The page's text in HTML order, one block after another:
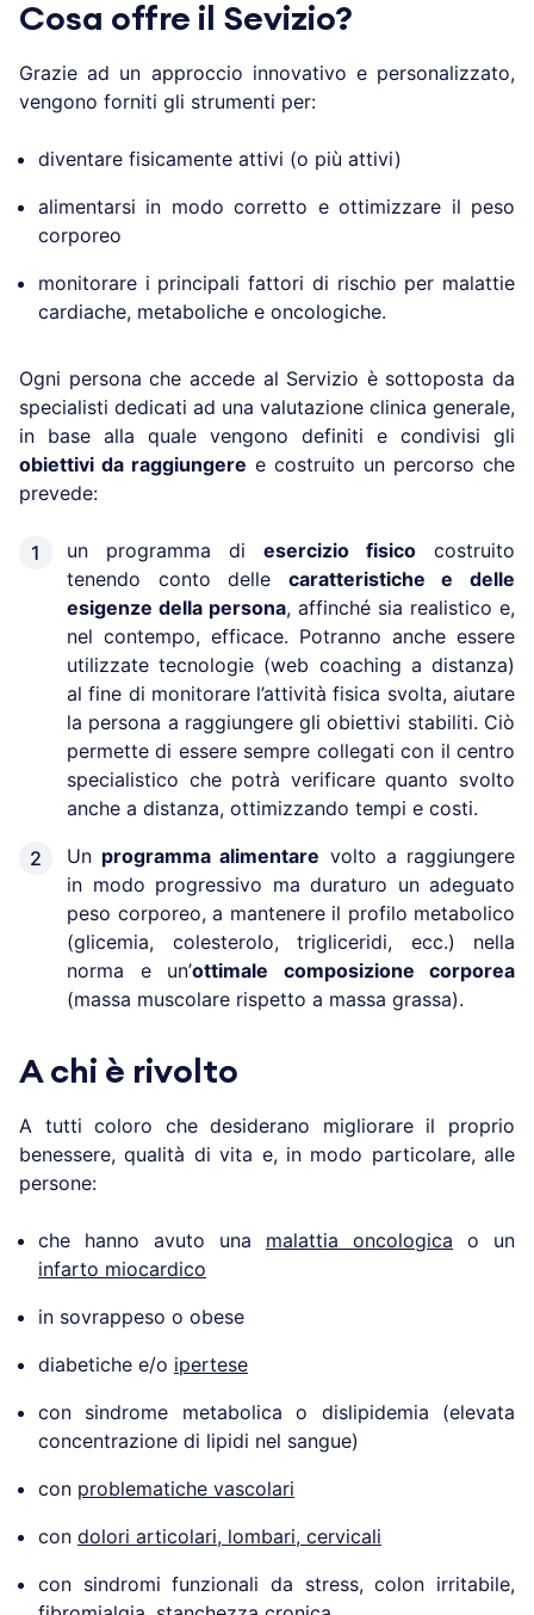
Cosa offre il Sevizio?
Grazie ad un approccio innovativo e personalizzato,
vengono forniti gli strumenti per:
diventare fisicamente attivi (o più attivi)
alimentarsi in modo corretto e ottimizzare il peso
corporeo
monitorare i principali fattori di rischio per malattie
cardiache, metaboliche e oncologiche.
Ogni persona che accede al Servizio è sottoposta da
specialisti dedicati ad una valutazione clinica generale,
in base alla quale vengono definiti e condivisi gli
obiettivi da raggiungere e costruito un percorso che
prevede:
un programma di esercizio fisico costruito
tenendo conto delle caratteristiche e delle
esigenze della persona, affinché sia realistico e,
nel contempo, efficace. Potranno anche essere
utilizzate tecnologie (web coaching a distanza)
al fine di monitorare l’attività fisica svolta, aiutare
la persona a raggiungere gli obiettivi stabiliti. Ciò
permette di essere sempre collegati con il centro
specialistico che potrà verificare quanto svolto
anche a distanza, ottimizzando tempi e costi.
Un programma alimentare volto a raggiungere
in modo progressivo ma duraturo un adeguato
peso corporeo, a mantenere il profilo metabolico
(glicemia, colesterolo, trigliceridi, ecc.) nella
norma e un’ottimale composizione corporea
(massa muscolare rispetto a massa grassa).
A chi è rivolto
A tutti coloro che desiderano migliorare il proprio
benessere, qualità di vita e, in modo particolare, alle
persone:
che hanno avuto una malattia oncologica o un
infarto miocardico
in sovrappeso o obese
diabetiche e/o ipertese
con sindrome metabolica o dislipidemia (elevata
concentrazione di lipidi nel sangue)
con problematiche vascolari
con dolori articolari, lombari, cervicali
con sindromi funzionali da stress, colon irritabile,